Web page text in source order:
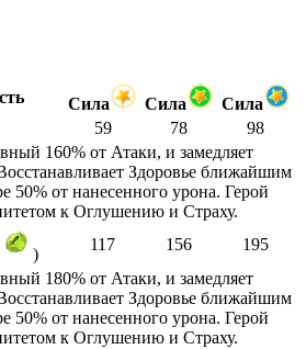
Сила Сила
Сила
59 78
98
160% от Атаки, и замедляет
Здоровье ближайшим
50% от нанесенного урона. Герой
к Оглушению и Страху.
)
117 156
195
180% от Атаки, и замедляет
Здоровье ближайшим
50% от нанесенного урона. Герой
к Оглушению и Страху.